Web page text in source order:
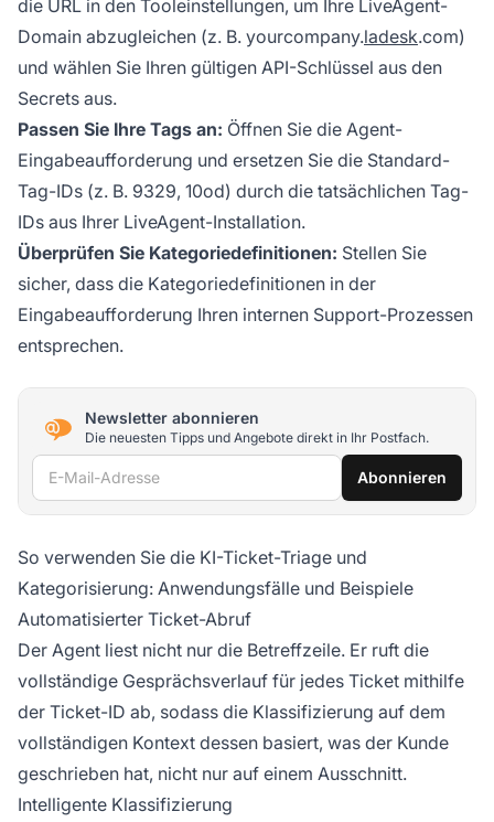
die URL in den Tooleinstellungen, um Ihre LiveAgent-
Domain abzugleichen (z. B. yourcompany.ladesk.com)
und wählen Sie Ihren gültigen API-Schlüssel aus den
Secrets aus.
Passen Sie Ihre Tags an: Öffnen Sie die Agent-
Eingabeaufforderung und ersetzen Sie die Standard-
Tag-IDs (z. B. 9329, 10od) durch die tatsächlichen Tag-
IDs aus Ihrer LiveAgent-Installation.
Überprüfen Sie Kategoriedefinitionen: Stellen Sie
sicher, dass die Kategoriedefinitionen in der
Eingabeaufforderung Ihren internen Support-Prozessen
entsprechen.
Newsletter abonnieren
Die neuesten Tipps und Angebote direkt in Ihr Postfach.
E-Mail-Adresse Abonnieren
So verwenden Sie die KI-Ticket-Triage und
Kategorisierung: Anwendungsfälle und Beispiele
Automatisierter Ticket-Abruf
Der Agent liest nicht nur die Betreffzeile. Er ruft die
vollständige Gesprächsverlauf für jedes Ticket mithilfe
der Ticket-ID ab, sodass die Klassifizierung auf dem
vollständigen Kontext dessen basiert, was der Kunde
geschrieben hat, nicht nur auf einem Ausschnitt.
Intelligente Klassifizierung